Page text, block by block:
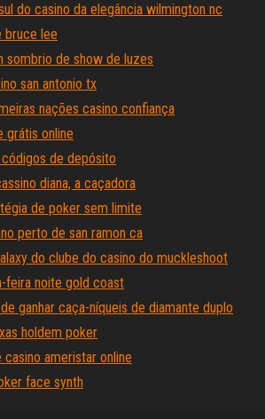
do casino da elegância wilmington nc
bruce lee
sombrio de show de luzes
san antonio tx
nações casino confiança
grátis online
de depósito
diana, a caçadora
de poker sem limite
perto de san ramon ca
do clube do casino do muckleshoot
feira noite gold coast
ganhar caça-níqueis de diamante duplo
holdem poker
ameristar online
face synth